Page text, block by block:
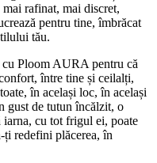
rafinat, mai discret,
pentru tine, îmbrăcat
tău.
Ploom AURA pentru că
între tine și ceilalți,
în același loc, în același
gust de tutun încălzit, o
iarna, cu tot frigul ei, poate
redefini plăcerea, în